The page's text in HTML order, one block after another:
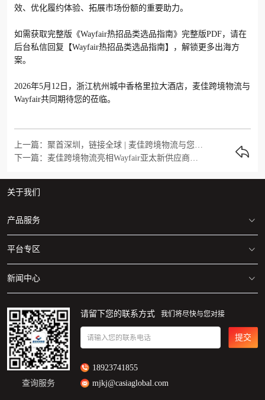
效、优化履约体验、拓展市场份额的重要助力。
如需获取完整版《Wayfair热招品类选品指南》完整版PDF，请在
后台私信回复【Wayfair热招品类选品指南】，解锁更多出海方
案。
2026年5月12日，浙江杭州城中香格里拉大酒店，麦佳跨境物流与
Wayfair共同期待您的莅临。
上一篇：聚首深圳，链接全球 | 麦佳跨境物流与您共探跨境新机遇
下一篇：麦佳跨境物流亮相Wayfair亚太新供应商峰会，官方物流伙伴赋能家居出海
关于我们
产品服务
美国/加拿大 海运专线
美国/加拿大 空运专线
自营海外仓
一件代发
平台专区
亚马逊仓库地址清单
美国/加拿大FBA仓库分布图
Walmart仓库地址分布图
新闻中心
麦佳动态
行业资讯
查询服务
请留下您的联系方式 我们将尽快与您对接
请输入您的联系电话 提交
18923741855
mjkj@casiaglobal.com